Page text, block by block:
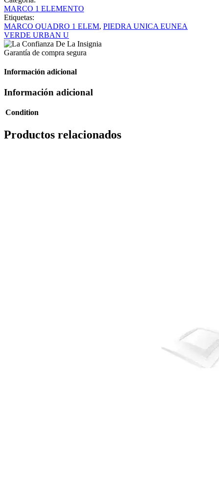
MARCO 1 ELEMENTO
Etiquetas:
MARCO QUADRO 1 ELEM, PIEDRA UNICA EUNEA
VERDE URBAN U
Garantía de compra segura
Información adicional
Información adicional
Condition
Productos relacionados